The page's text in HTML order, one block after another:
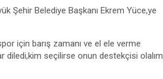
Şehir Belediye Başkanı Ekrem Yüce,ye
için barış zamanı ve el ele verme
diledi,kim seçilirse onun destekçisi olalım